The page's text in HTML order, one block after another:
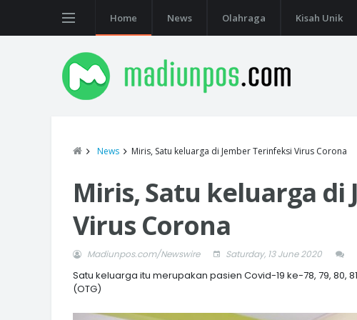
Home News Olahraga Kisah Unik
News Miris, Satu keluarga di Jember Terinfeksi Virus Corona
Miris, Satu keluarga di
Virus Corona
Madiunpos.com/Newswire Saturday, 13 June 2020
Satu keluarga itu merupakan pasien Covid-19 ke-78, 79, 80,
(OTG)